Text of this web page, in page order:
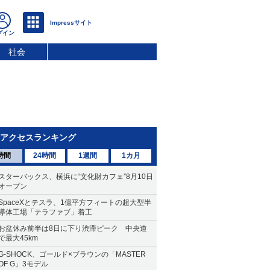
社会
アクセスランキング
間 24時間 1週間 1カ月
ターバックス、横浜に“文化財カフェ”8月10日
ープン
とテスラ、1億平方フィートの超大型半
体工場「テラファブ」着工
盆休み前半は8日に下り渋滞ピーク 中央道
最大45km
SHOCK、ゴールド×ブラウンの「MASTER
G」3モデル